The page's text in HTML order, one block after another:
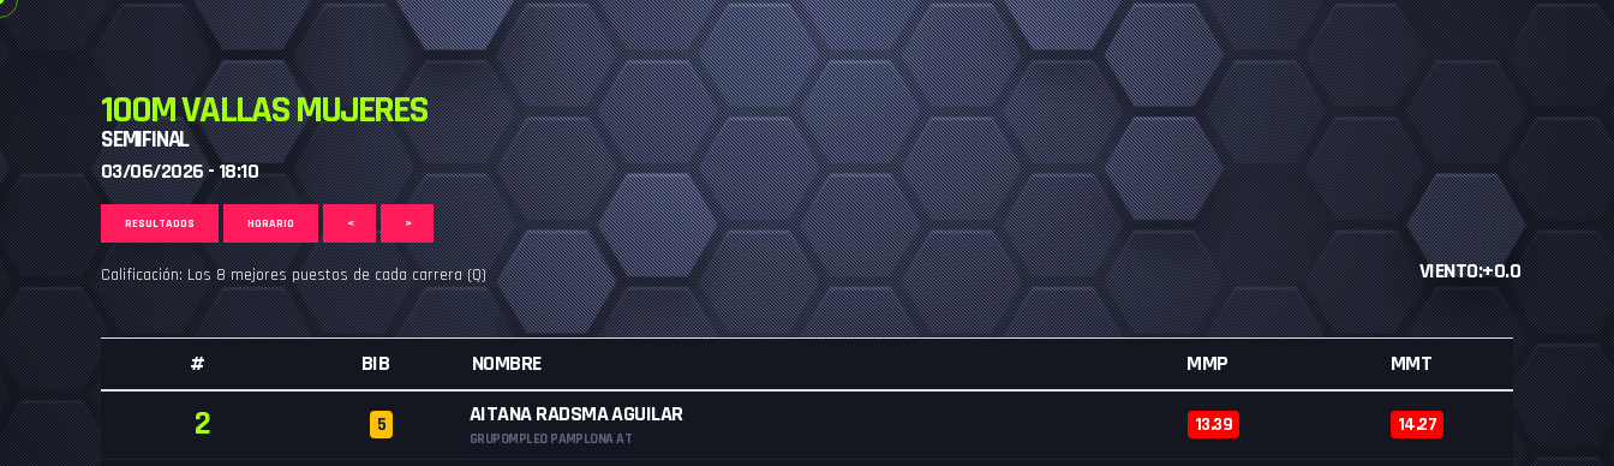
100M VALLAS MUJERES
SEMIFINAL
03/06/2026 - 18:10
RESULTADOS HORARIO < >
Calificación: Los 8 mejores puestos de cada carrera (Q) VIENTO:+0.0
# BIB NOMBRE MMP MMT
2 5 AITANA RADSMA AGUILAR
GRUPOMPLEO PAMPLONA AT
13.39 14.27